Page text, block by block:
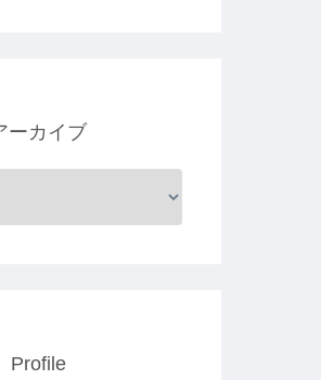
ーカイブ
Profile